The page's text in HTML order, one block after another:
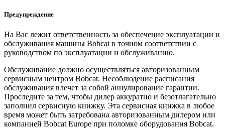
Предупреждение
На Вас лежит ответственность за обеспечение эксплуатации и
обслуживания машины Bobcat в точном соответствии с
руководством по эксплуатации и обслуживанию.
Обслуживание должно осуществляться авторизованным
сервисным центром Bobcat. Несоблюдение расписания
обслуживания влечет за собой аннулирование гарантии.
Проследите за тем, чтобы дилер аккуратно и безотлагательно
заполнил сервисную книжку. Эта сервисная книжка в любое
время может быть затребована авторизованным дилером или
компанией Bobcat Europe при поломке оборудования Bobcat.